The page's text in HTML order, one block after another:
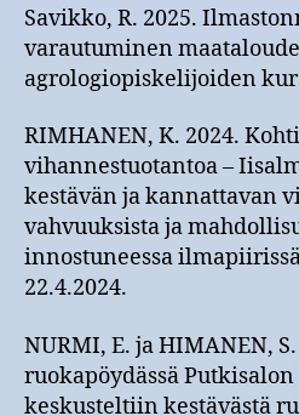
Savikko, R. 2025.
varautuminen
agrologiopiskelijoiden
RIMHANEN, K. 2024.
vihannestuotantoa –
kestävän ja kannattavan
vahvuuksista ja
innostuneessa
22.4.2024.
NURMI, E. ja HIMANEN,
ruokapöydässä
keskusteltiin kestävästä